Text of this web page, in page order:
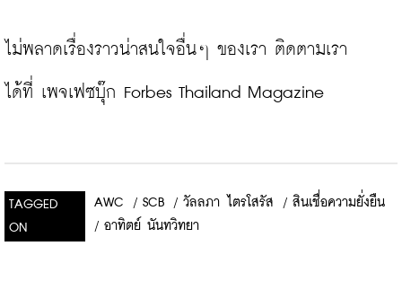
ไม่พลาดเรื่องราวน่าสนใจอื่นๆ ของเรา ติดตามเรา
ได้ที่ เพจเฟซบุ๊ก Forbes Thailand Magazine
TAGGED
ON
AWC / SCB / วัลลภา ไตรโสรัส / สินเชื่อความยั่งยืน
/ อาทิตย์ นันทวิทยา